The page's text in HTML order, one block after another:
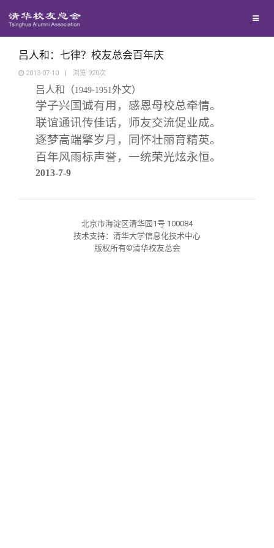
地区联络
年级联络
院系校友工作
专业委员会
兴趣群体
西南联大校友会
回馈母校
捐赠项目
捐赠新闻
捐赠纪事
捐赠方法
义工计划
媒体平台
《清华校友通讯》
《水木清华》
我要订阅
新媒体平台
百年清华
清华人物
清华故事
青春风采
校友服务
终身学习
信息化服务
校友总会
总会简介
关闭
吕人和：七律？校友总会百年庆
2013-07-10 | 浏览 920次
吕人和（1949-1951外文）
学子兴国诚有用，感恩母校总牵情。
联谊通讯传佳话，师友交流促业成。
逐梦高端擎岁月，同怀壮丽育精英。
百年风雨标声誉，一统荣光炫永恒。
2013-7-9
北京市海淀区清华园1号 100084
技术支持：清华大学信息化技术中心
版权所有©清华校友总会